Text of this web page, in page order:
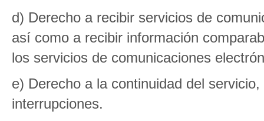
d) Derecho a recibir servicios de
así como a recibir información
los servicios de comunicaciones
e) Derecho a la continuidad del
interrupciones.